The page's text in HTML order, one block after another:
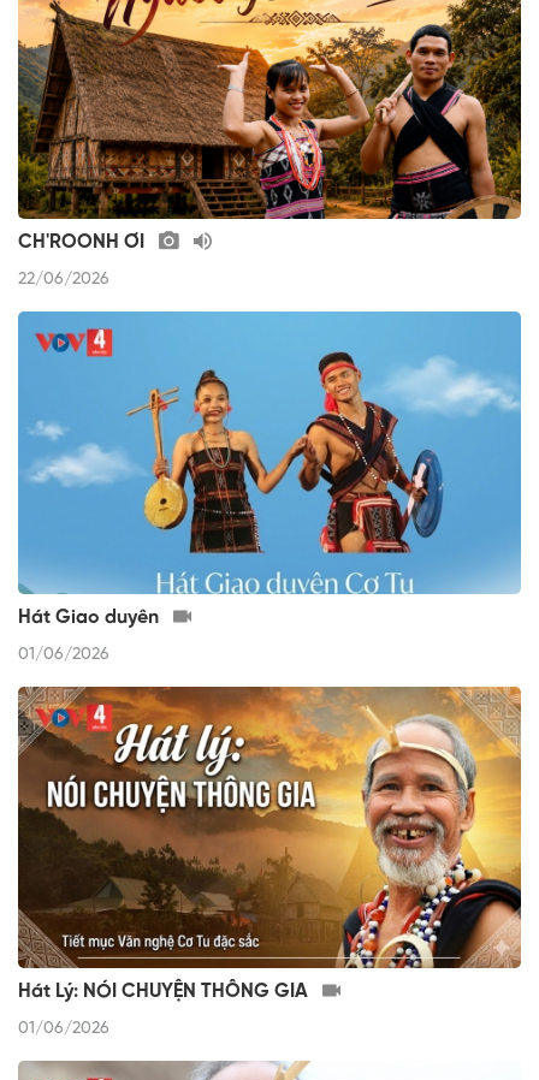
CH'ROONH ƠI
22/06/2026
Hát Giao duyên
01/06/2026
Hát Lý: NÓI CHUYỆN THÔNG GIA
01/06/2026